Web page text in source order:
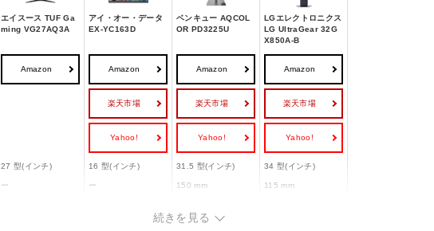
エイスース TUF Ga
ming VG27AQ3A
アイ・オー・データ
EX-YC163D
ベンキュー AQCOL
OR PD3225U
LGエレクトロニクス
LG UltraGear 32G
X850A-B
Amazon Amazon
楽天市場
Yahoo!
Amazon
楽天市場
Yahoo!
Amazon
楽天市場
Yahoo!
27 型(インチ) 16 型(インチ) 31.5 型(インチ) 34 型(インチ)
ー ー 150 mm 115 mm
続きを見る